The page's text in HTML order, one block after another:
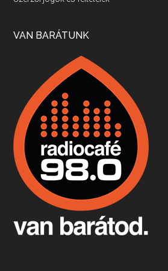
Apr 17, 2026 • 00:35:38
Boston, teadélután, bab és
Apr 9, 2026 • 00:37:17
Fermentáljunk, a testünk
Apr 3, 2026 • 00:36:07
VAN BARÁTUNK